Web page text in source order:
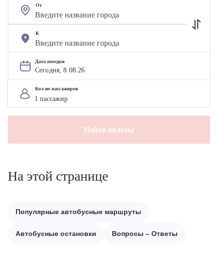
От
К
Дата поездки
Сегодня, 8.08.26
Кол-во пассажиров
Найти билеты
На этой странице
Популярные автобусные маршруты
Автобусные остановки Вопросы – Ответы